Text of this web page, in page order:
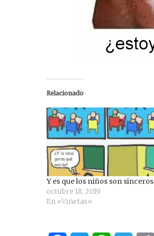
Relacionado
Y es que los niños son sinceros
octubre 18, 2019
En «Viñetas»